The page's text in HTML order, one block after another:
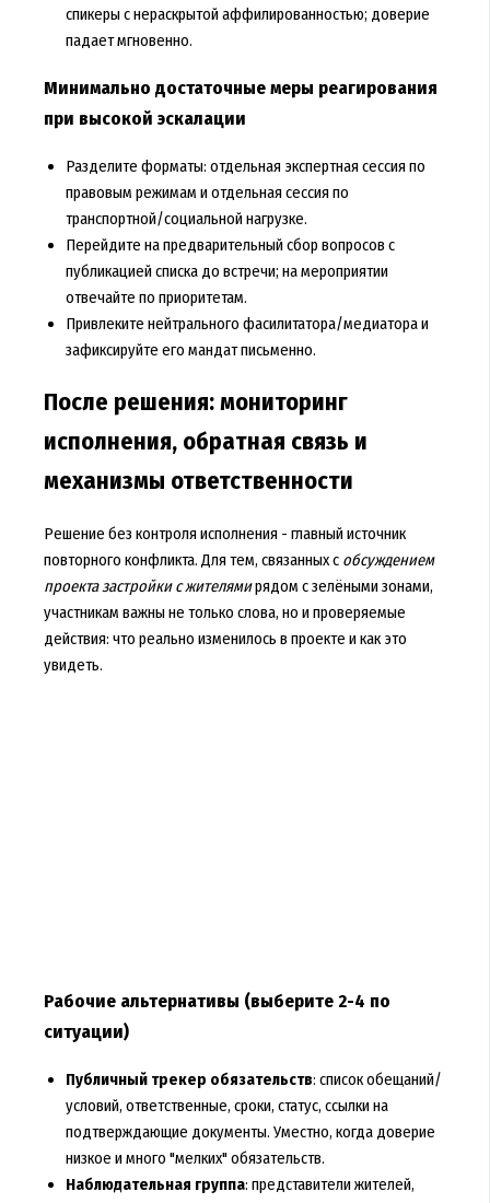
спикеры с нераскрытой аффилированностью; доверие
падает мгновенно.
Минимально достаточные меры реагирования
при высокой эскалации
Разделите форматы: отдельная экспертная сессия по
правовым режимам и отдельная сессия по
транспортной/социальной нагрузке.
Перейдите на предварительный сбор вопросов с
публикацией списка до встречи; на мероприятии
отвечайте по приоритетам.
Привлеките нейтрального фасилитатора/медиатора и
зафиксируйте его мандат письменно.
После решения: мониторинг
исполнения, обратная связь и
механизмы ответственности
Решение без контроля исполнения - главный источник
повторного конфликта. Для тем, связанных с обсуждением
проекта застройки с жителямирядом с зелёными зонами,
участникам важны не только слова, но и проверяемые
действия: что реально изменилось в проекте и как это
увидеть.
Рабочие альтернативы (выберите 2-4 по
ситуации)
Публичный трекер обязательств: список обещаний/
условий, ответственные, сроки, статус, ссылки на
подтверждающие документы. Уместно, когда доверие
низкое и много "мелких" обязательств.
Наблюдательная группа: представители жителей,